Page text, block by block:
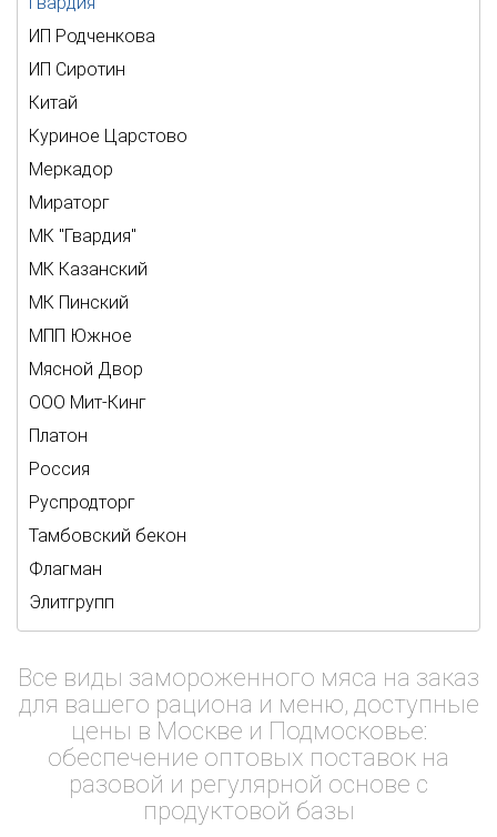
ИП Родченкова
ИП Сиротин
Китай
Куриное Царстово
Меркадор
Мираторг
МК "Гвардия"
МК Казанский
МК Пинский
МПП Южное
Мясной Двор
ООО Мит-Кинг
Платон
Россия
Руспродторг
Тамбовский бекон
Флагман
Элитгрупп
Все виды замороженного мяса на заказ
для вашего рациона и меню, доступные
цены в Москве и Подмосковье:
обеспечение оптовых поставок на
разовой и регулярной основе с
продуктовой базы